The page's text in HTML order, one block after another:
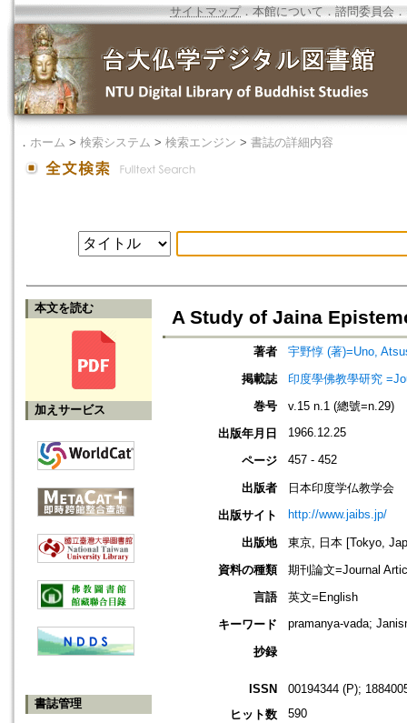
サイトマップ．本館について ． 諮問委員会 ．
． ホーム > 検索システム > 検索エンジン > 書誌の詳細内容
本文を読む
加えサービス
書誌管理
A Study of Jaina
著者
宇野惇 (著)=Uno,
掲載誌
印度學佛教學研究
巻号
v.15 n.1 (總號=n.29)
出版年月日
1966.12.25
ページ 457 - 452
出版者
日本印度学仏教学会
出版サイト
http://www.jaibs.jp/
出版地
東京, 日本 [Tokyo,
資料の種類
期刊論文=Journal
言語
英文=English
キーワード
pramanya-vada;
抄録
ISSN
00194344 (P);
ヒット数
590